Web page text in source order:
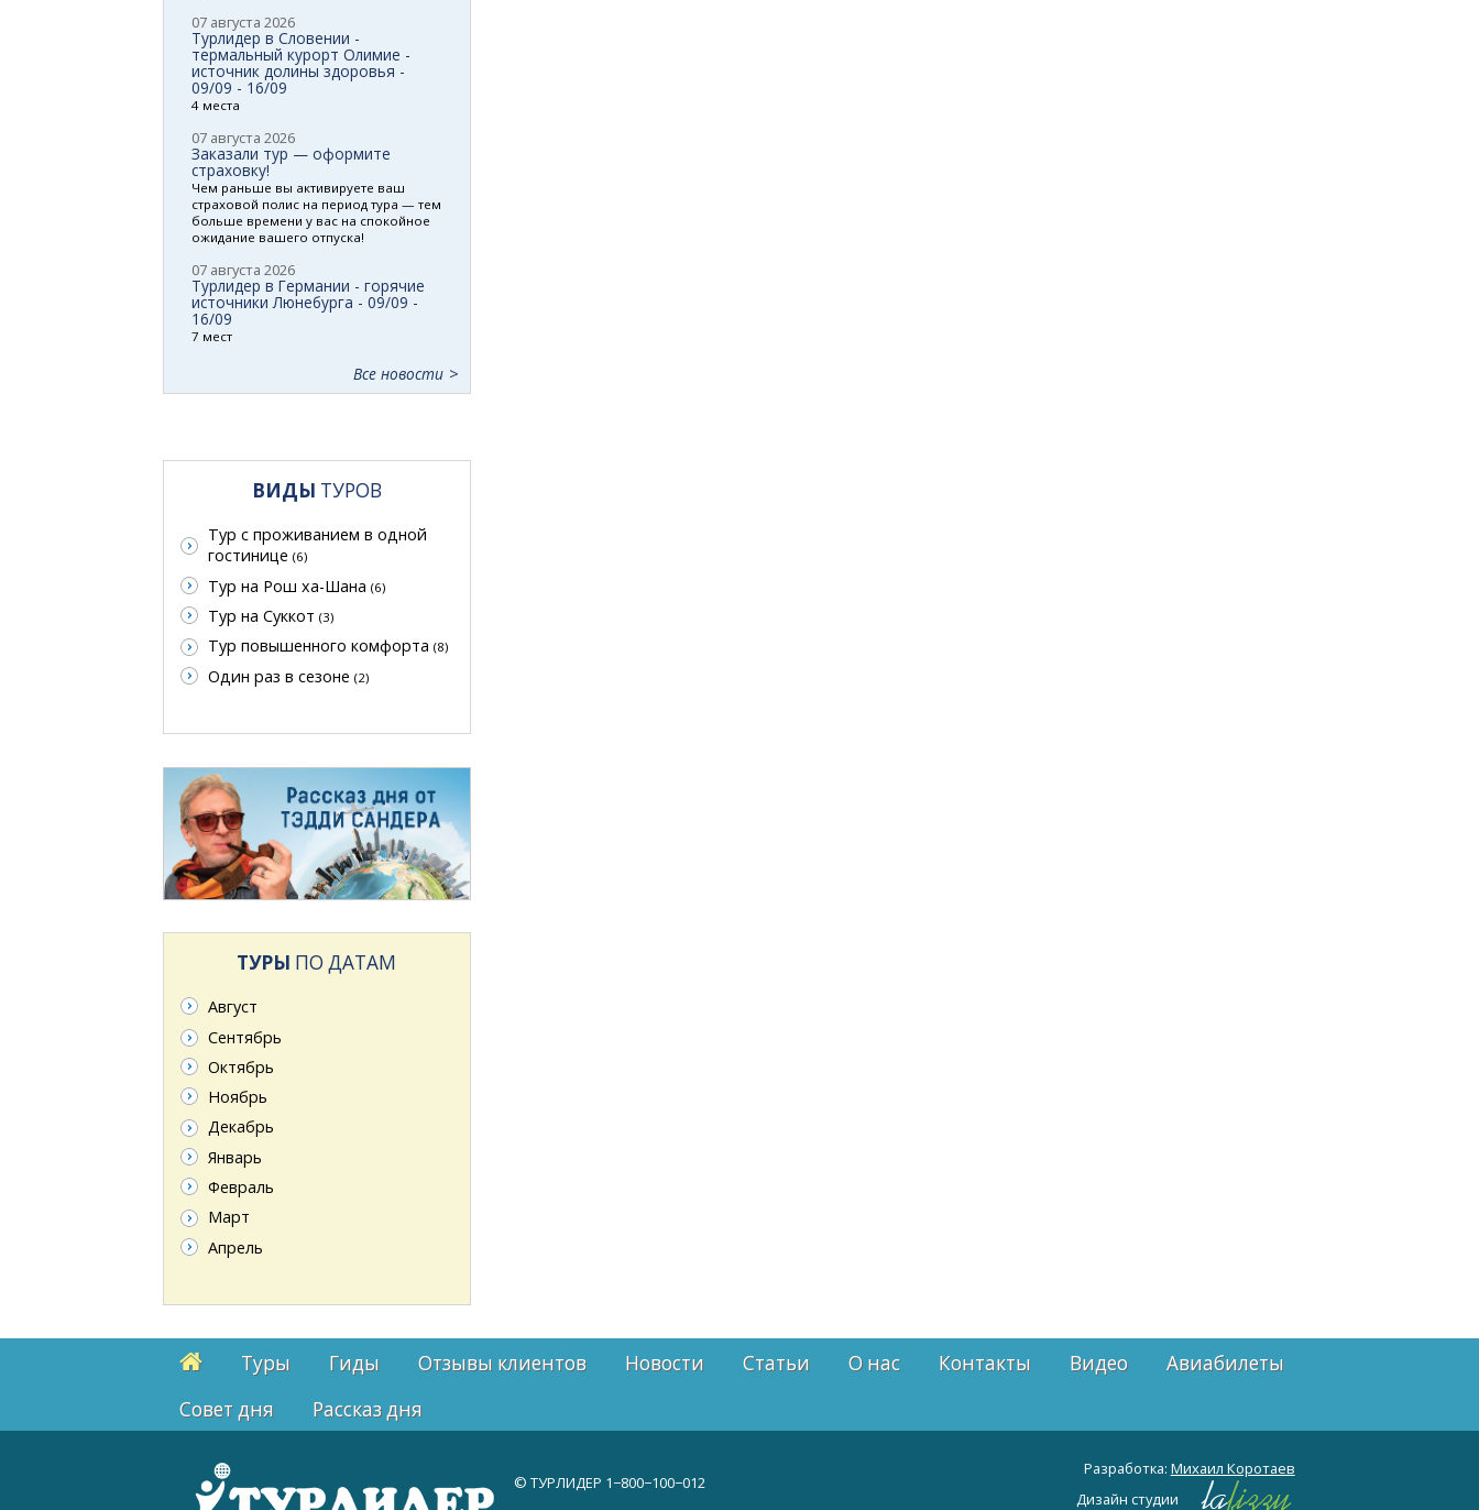
07 августа 2026
Турлидер в Словении -
термальный курорт Олимие -
источник долины здоровья -
09/09 - 16/09
4 места
07 августа 2026
Заказали тур — оформите
страховку!
Чем раньше вы активируете ваш
страховой полис на период тура — тем
больше времени у вас на спокойное
ожидание вашего отпуска!
07 августа 2026
Турлидер в Германии - горячие
источники Люнебурга - 09/09 -
16/09
7 мест
Все новости
ВИДЫ ТУРОВ
Тур с проживанием в одной
гостинице (6)
Тур на Рош ха-Шана (6)
Тур на Суккот (3)
Тур повышенного комфорта (8)
Один раз в сезоне (2)
ТУРЫ ПО ДАТАМ
Август
Сентябрь
Октябрь
Ноябрь
Декабрь
Январь
Февраль
Март
Апрель
Туры Гиды Отзывы клиентов Новости Статьи О нас Контакты Видео
Авиабилеты
Cовет дня
Рассказ дня
© ТУРЛИДЕР 1−800−100−012
Разработка: Михаил Коротаев
Дизайн студии